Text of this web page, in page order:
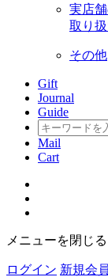
実店
取り
その他
Gift
Journal
Guide
Mail
Cart
メニューを閉じる
ログイン 新規会